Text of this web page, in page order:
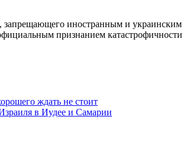
иностранным и
признанием
ждать не стоит
в Иудее и Самарии